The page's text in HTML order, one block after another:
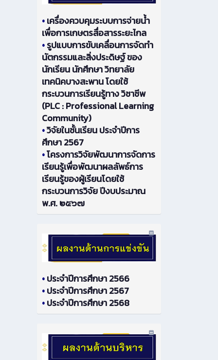
•เครื่องควบคุมระบบการจ่ายน้ำ
เพื่อการเกษตรสื่อสารระยะไกล
•รูปแบบการขับเคลื่อนการจัดทำ
นัตกรรมและสิ่งประดิษฐ์ ของ
นักเรียน นักศึกษา วิทยาลัย
เทคนิคบางสะพาน โดยใช้
กระบวนการเรียนรู้ทาง วิชาชีพ
(PLC : Professional Learning
Community)
•วิจัยในชั้นเรียน ประจำปีการ
ศึกษา 2567
•โครงการวิจัยพัฒนาการจัดการ
เรียนรู้เพื่อพัฒนาผลลัพธ์การ
เรียนรู้ของผู้เรียนโดยใช้
กระบวนการวิจัย ปีงบประมาณ
พ.ศ. ๒๕๖๗
•ประจำปีการศึกษา 2566
•ประจำปีการศึกษา 2567
•ประจำปีการศึกษา 2568